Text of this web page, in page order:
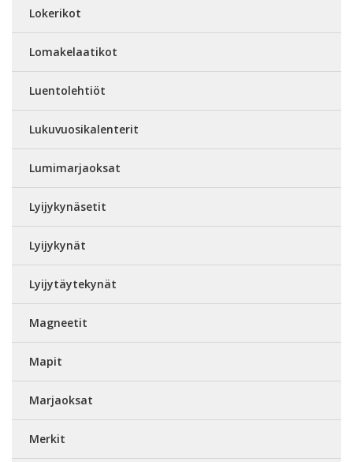
Lokerikot
Lomakelaatikot
Luentolehtiöt
Lukuvuosikalenterit
Lumimarjaoksat
Lyijykynäsetit
Lyijykynät
Lyijytäytekynät
Magneetit
Mapit
Marjaoksat
Merkit